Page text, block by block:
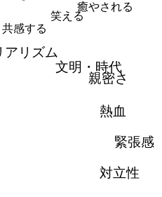
癒やされる
笑える
共感する
アリズム
文明・時代
親密さ
熱血
緊張感
対立性